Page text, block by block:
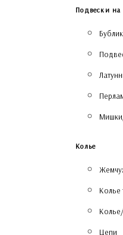
Подвески на
Колье
Колье
Цепи